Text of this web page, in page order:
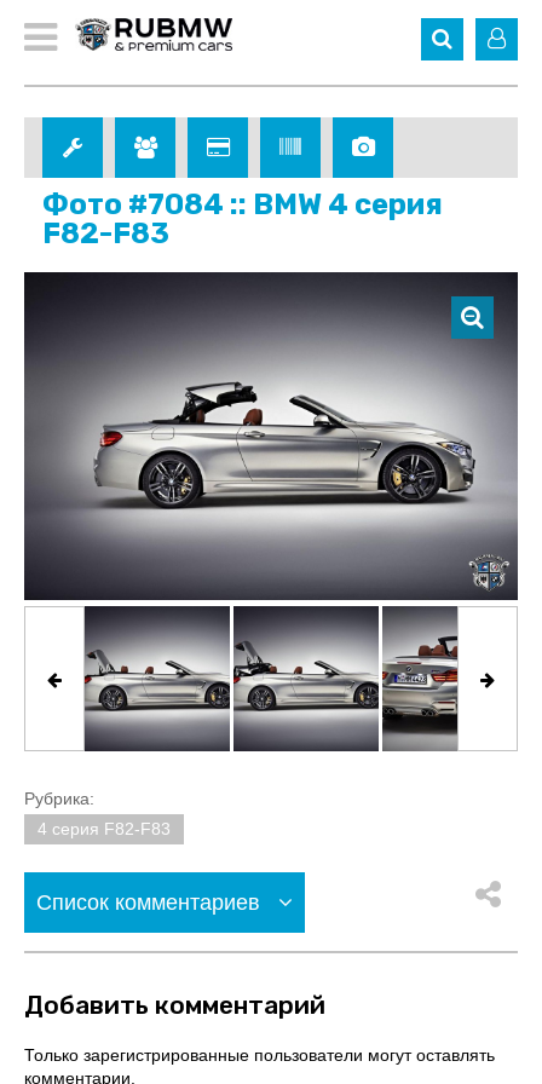
Фото #7084 :: BMW 4 серия
F82-F83
Рубрика:
4 серия F82-F83
Список комментариев
Добавить комментарий
Только зарегистрированные пользователи могут оставлять
комментарии.